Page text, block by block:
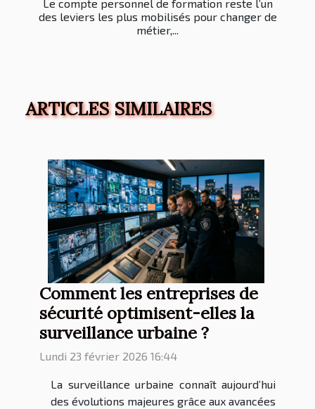
Le compte personnel de formation reste l’un
des leviers les plus mobilisés pour changer de
métier,...
ARTICLES SIMILAIRES
Comment les entreprises de
sécurité optimisent-elles la
surveillance urbaine ?
Lundi 23 février 2026 16:44
La surveillance urbaine connaît aujourd’hui
des évolutions majeures grâce aux avancées